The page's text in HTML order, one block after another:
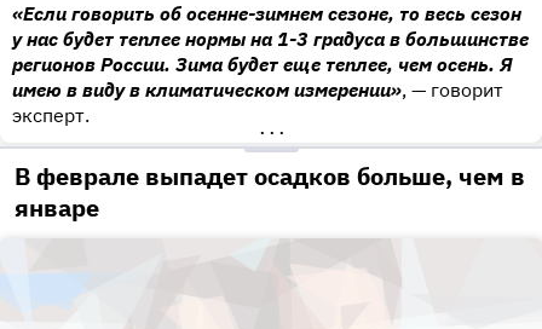
«Если говорить об осенне-зимнем сезоне, то весь сезон
у нас будет теплее нормы на 1-3 градуса в большинстве
регионов России. Зима будет еще теплее, чем осень. Я
имею в виду в климатическом измерении», — говорит
эксперт.
•••
В феврале выпадет осадков больше, чем в
январе